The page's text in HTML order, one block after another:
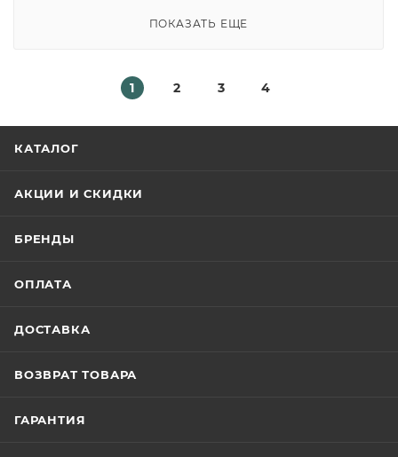
ПОКАЗАТЬ ЕЩЕ
1 2 3 4
КАТАЛОГ
АКЦИИ И СКИДКИ
БРЕНДЫ
ОПЛАТА
ДОСТАВКА
ВОЗВРАТ ТОВАРА
ГАРАНТИЯ